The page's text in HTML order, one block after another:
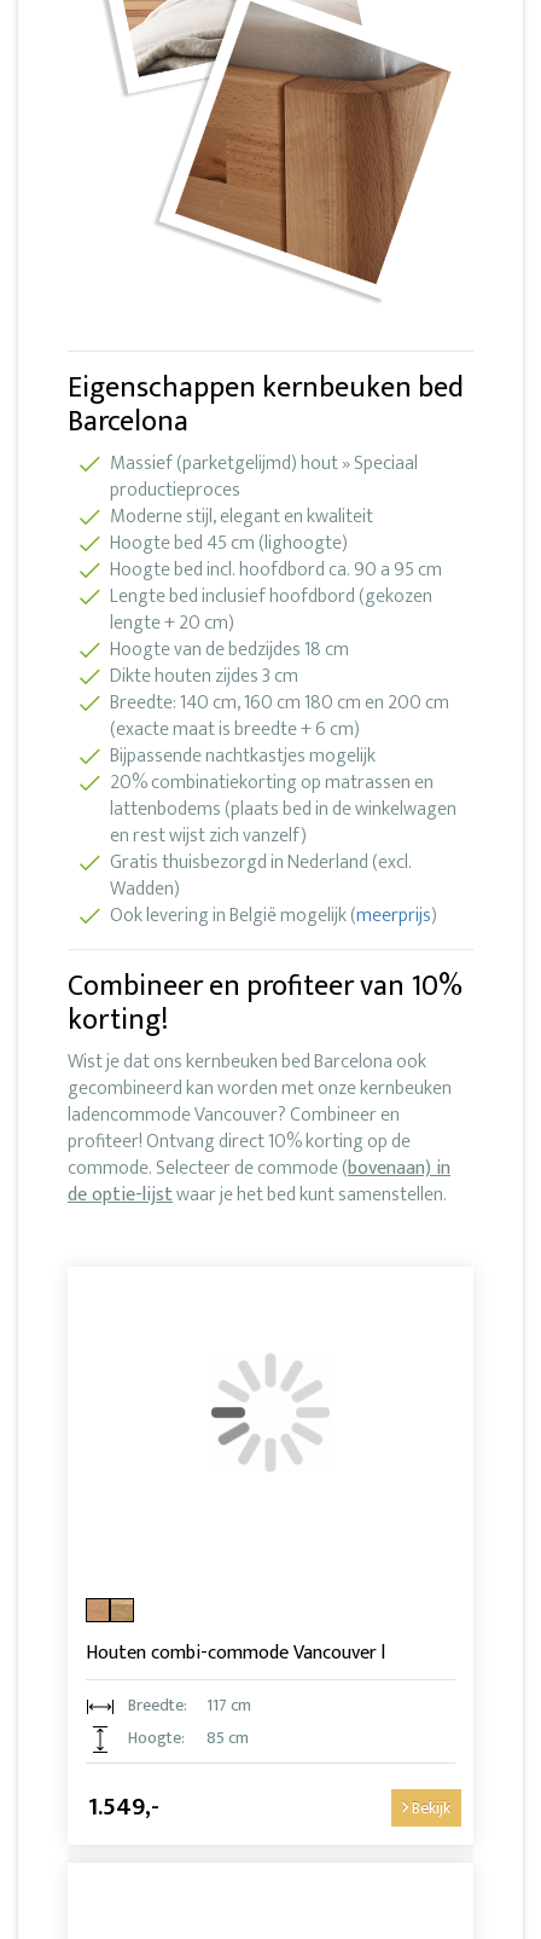
Eigenschappen kernbeuken bed
Barcelona
Massief (parketgelijmd) hout » Speciaal
productieproces
Moderne stijl, elegant en kwaliteit
Hoogte bed 45 cm (lighoogte)
Hoogte bed incl. hoofdbord ca. 90 a 95 cm
Lengte bed inclusief hoofdbord (gekozen
lengte + 20 cm)
Hoogte van de bedzijdes 18 cm
Dikte houten zijdes 3 cm
Breedte: 140 cm, 160 cm 180 cm en 200 cm
(exacte maat is breedte + 6 cm)
Bijpassende nachtkastjes mogelijk
20% combinatiekorting op matrassen en
lattenbodems (plaats bed in de winkelwagen
en rest wijst zich vanzelf)
Gratis thuisbezorgd in Nederland (excl.
Wadden)
Ook levering in België mogelijk (meerprijs)
Combineer en profiteer van 10%
korting!
Wist je dat ons kernbeuken bed Barcelona ook
gecombineerd kan worden met onze kernbeuken
ladencommode Vancouver? Combineer en
profiteer! Ontvang direct 10% korting op de
commode. Selecteer de commode (bovenaan) in
de optie-lijstwaar je het bed kunt samenstellen.
Houten combi-commode Vancouver l
Breedte:
117 cm
Hoogte:
85 cm
1.549,- Bekijk